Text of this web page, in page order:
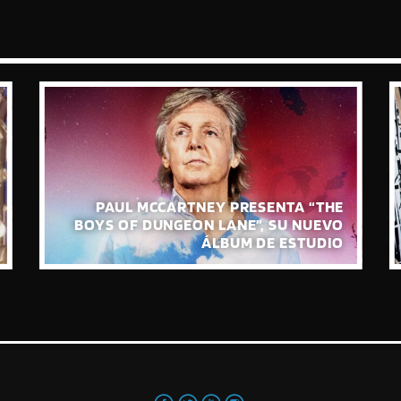
PAUL MCCARTNEY PRESENTA “THE
BOYS OF DUNGEON LANE”, SU NUEVO
ÁLBUM DE ESTUDIO